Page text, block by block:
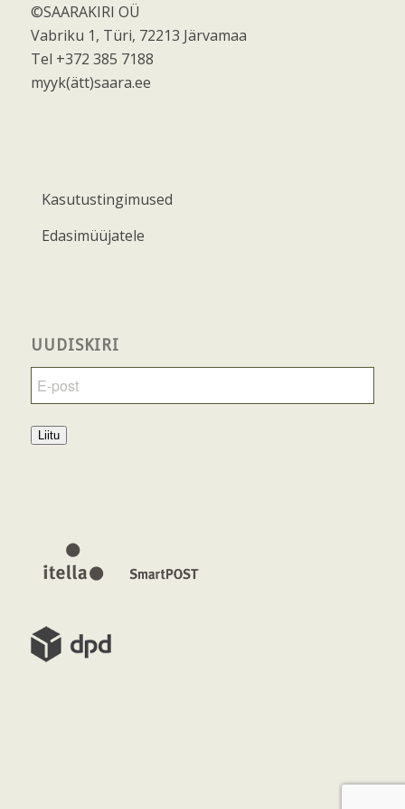
©SAARAKIRI OÜ
Vabriku 1, Türi, 72213 Järvamaa
Tel +372 385 7188
myyk(ätt)saara.ee
Kasutustingimused
Edasimüüjatele
UUDISKIRI
Liitu